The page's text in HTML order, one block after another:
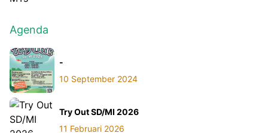
Agenda
-
10 September 2024
Try Out SD/MI 2026
11 Februari 2026